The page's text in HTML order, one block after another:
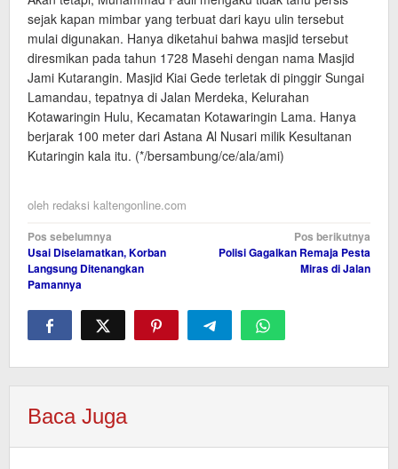
sejak kapan mimbar yang terbuat dari kayu ulin tersebut
mulai digunakan. Hanya diketahui bahwa masjid tersebut
diresmikan pada tahun 1728 Masehi dengan nama Masjid
Jami Kutarangin. Masjid Kiai Gede terletak di pinggir Sungai
Lamandau, tepatnya di Jalan Merdeka, Kelurahan
Kotawaringin Hulu, Kecamatan Kotawaringin Lama. Hanya
berjarak 100 meter dari Astana Al Nusari milik Kesultanan
Kutaringin kala itu. (*/bersambung/ce/ala/ami)
oleh redaksi kaltengonline.com
Navigasi
pos
Pos sebelumnya
Usai Diselamatkan, Korban
Langsung Ditenangkan
Pamannya
Pos berikutnya
Polisi Gagalkan Remaja Pesta
Miras di Jalan
Baca Juga